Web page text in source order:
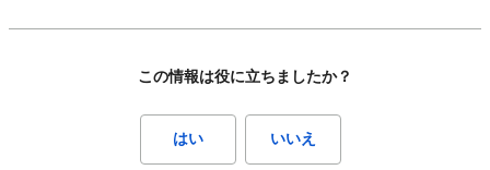
この情報は役に立ちましたか？
はい いいえ